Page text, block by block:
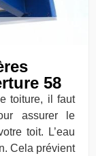
58
toiture, il faut
assurer le
toit. L’eau
Cela prévient